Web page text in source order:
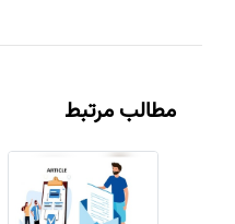
مطالب مرتبط